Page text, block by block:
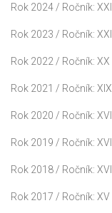
Rok 2024 / Ročník: XXII
Rok 2023 / Ročník: XXI
Rok 2022 / Ročník: XX
Rok 2021 / Ročník: XIX
Rok 2020 / Ročník: XVIII
Rok 2019 / Ročník: XVII
Rok 2018 / Ročník: XVI
Rok 2017 / Ročník: XV